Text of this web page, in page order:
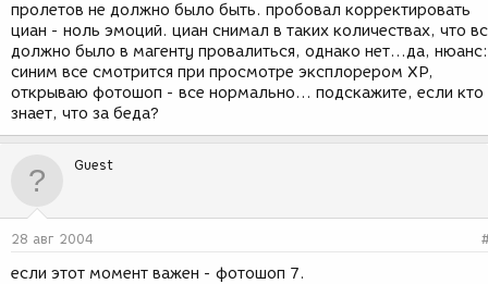
пролетов не должно было быть. пробовал корректировать
циан - ноль эмоций. циан снимал в таких количествах, что
должно было в магенту провалиться, однако нет...да, нюанс:
синим все смотрится при просмотре эксплорером ХР,
открываю фотошоп - все нормально... подскажите, если кто
знает, что за беда?
Guest
28 авг 2004
если этот момент важен - фотошоп 7.